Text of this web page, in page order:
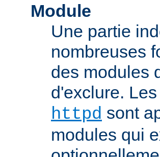
Module
Une partie
nombreuses
des modules
d'exclure.
httpd sont
modules qui